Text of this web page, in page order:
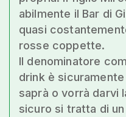
abilmente il Bar di
quasi
rosse coppette.
Il denominatore
drink è
saprà o vorrà darvi
sicuro si tratta di